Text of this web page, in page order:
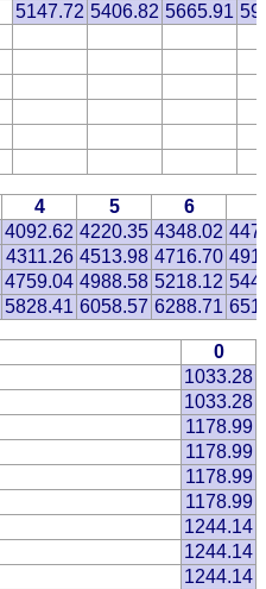
5147.72 5406.82 5665.91
4 5 6
4092.62 4220.35 4348.02
4311.26 4513.98 4716.70
4759.04 4988.58 5218.12
5828.41 6058.57 6288.71
0
1033.28
1033.28
1178.99
1178.99
1178.99
1178.99
1244.14
1244.14
1244.14